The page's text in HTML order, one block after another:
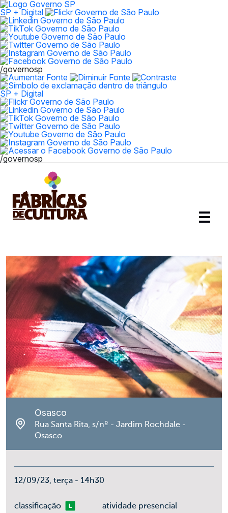
SP + Digital
/governosp
SP + Digital
/governosp
Osasco
Rua Santa Rita, s/nº - Jardim Rochdale -
Osasco
12/09/23, terça - 14h30
classificaçãoLivre atividade presencial